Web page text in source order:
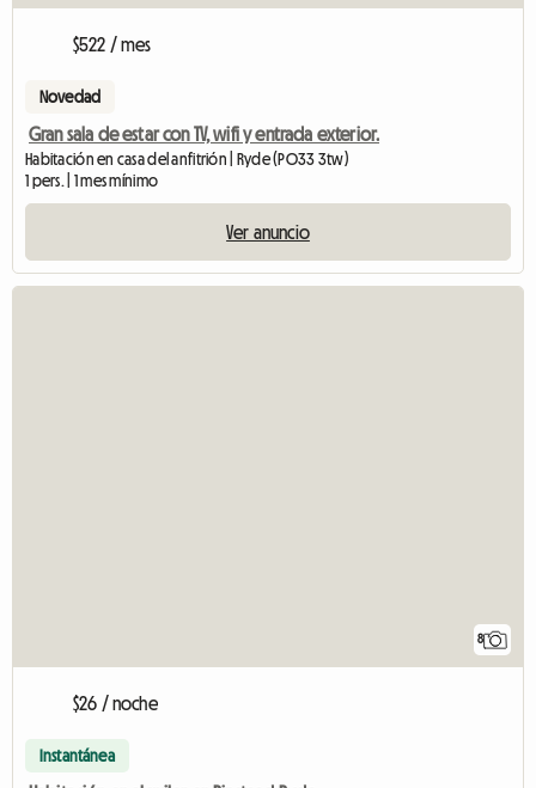
$522 / mes
Novedad
Gran sala de estar con TV, wifi y entrada exterior.
Habitación en casa del anfitrión | Ryde (PO33 3tw)
1 pers. | 1 mes mínimo
Ver anuncio
8
$26 / noche
Instantánea